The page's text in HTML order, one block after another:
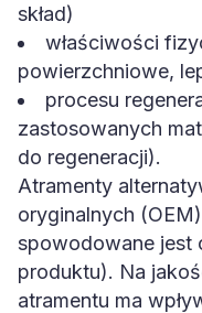
skład)
właściwości
powierzchniowe,
procesu
zastosowanych
do regeneracji).
Atramenty
oryginalnych
spowodowane jest
produktu). Na
atramentu ma